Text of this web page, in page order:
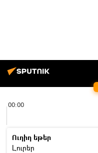
00:00
Ուղիղ եթեր
Լուրեր